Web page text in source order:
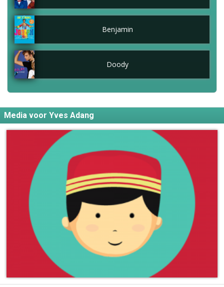
Benjamin
Doody
Media voor Yves Adang